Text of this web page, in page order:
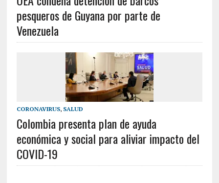
pesqueros de Guyana por parte de
Venezuela
CORONAVIRUS, SALUD
Colombia presenta plan de ayuda
económica y social para aliviar impacto del
COVID-19